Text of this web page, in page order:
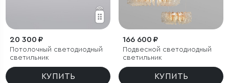
20 300 ₽
Потолочный светодиодный
светильник
КУПИТЬ
166 600 ₽
Подвесной светодиодный
светильник
КУПИТЬ